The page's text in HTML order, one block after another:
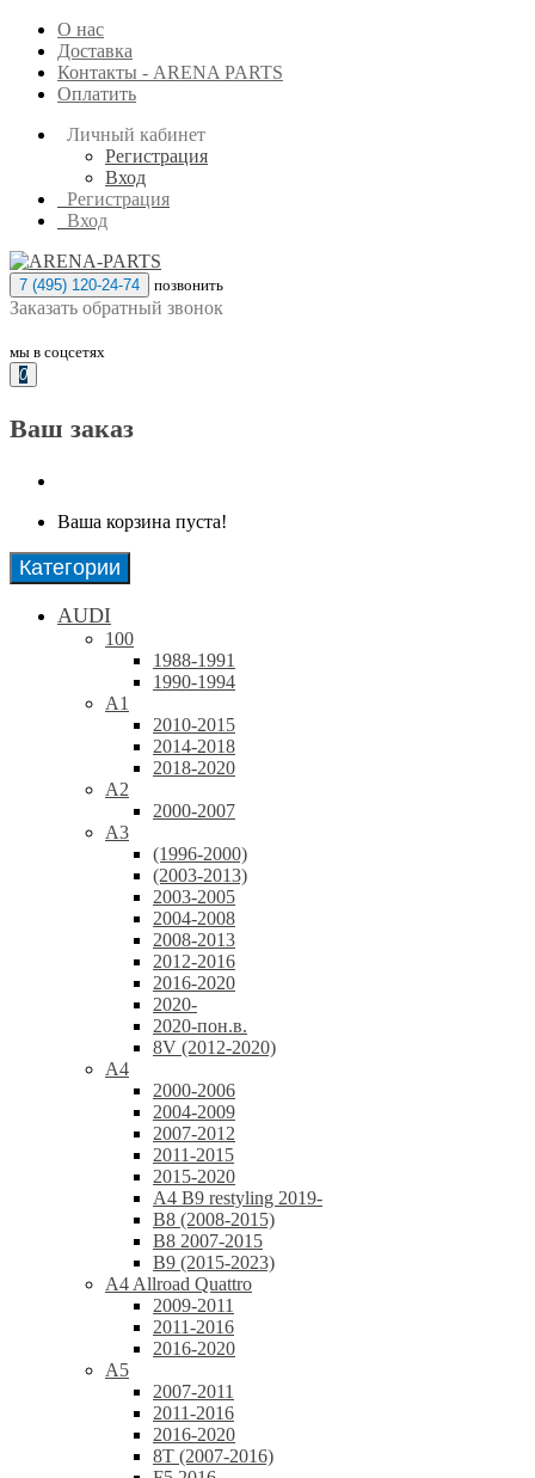
О нас
Доставка
Контакты - ARENA PARTS
Оплатить
Личный кабинет
Регистрация
Вход
Регистрация
Вход
7 (495) 120-24-74 позвонить
Заказать обратный звонок
мы в соцсетях
0
Ваш заказ
Ваша корзина пуста!
Категории
AUDI
100
1988-1991
1990-1994
A1
2010-2015
2014-2018
2018-2020
A2
2000-2007
A3
(1996-2000)
(2003-2013)
2003-2005
2004-2008
2008-2013
2012-2016
2016-2020
2020-
2020-пон.в.
8V (2012-2020)
A4
2000-2006
2004-2009
2007-2012
2011-2015
2015-2020
A4 B9 restyling 2019-
B8 (2008-2015)
B8 2007-2015
B9 (2015-2023)
A4 Allroad Quattro
2009-2011
2011-2016
2016-2020
A5
2007-2011
2011-2016
2016-2020
8T (2007-2016)